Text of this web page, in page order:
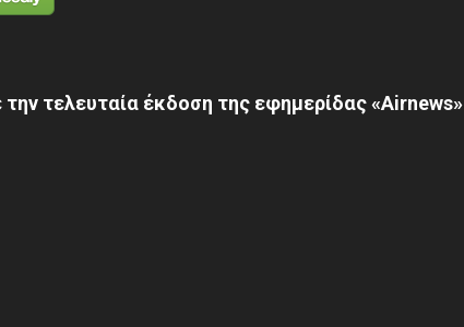
τελευταία έκδοση της εφημερίδας «Airnews»